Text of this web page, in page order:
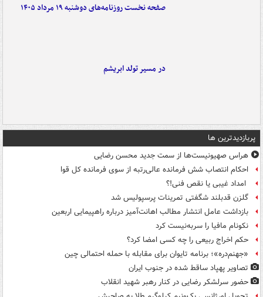
صفحه نخست روزنامه‌های دوشنبه ۱۹ مرداد ۱۴۰۵
در مسیر تولد ابریشم
پربازدیدترین ها
هراس صهیونیست‌ها از سمت جدید محسن رضایی
احکام انتصاب شش فرمانده عالی‌رتبه از سوی فرمانده کل قوا
امداد غیبی یا نقص فنی!؟
گلزن قدبلند شگفتی تمرینات پرسپولیس شد
بازداشت عامل انتشار مطالب اهانت‌آمیز درباره راهپیمایی اربعین
نکونام مافیا را سربه‌نیست کرد
حکم اخراج ربیعی را چه کسی امضا کرد؟
«جهنم‌دره»؛ برنامه تایوان برای مقابله با حمله احتمالی چین
تصاویر پهپاد ساقط شده در جنوب ایران
حضور سرلشکر رضایی در کنار رهبر شهید انقلاب